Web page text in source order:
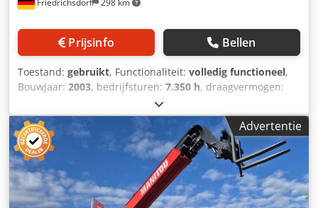
Prijsinfo Bellen
Toestand: gebruikt, Functionaliteit: volledig functioneel,
Bouwjaar: 2003, bedrijfsturen: 7.350 h, draagvermogen:
4.000 mm
brandstoftype:diesel, masttype:Simplex, bouwhoogte:
2.755 mm
, vermogen: 38 kW (51,67 pk),
vorkenbordbreedte:
1.260 mm, vorklengte:1.200 mm,
leeggewicht:
, totale lengte:4.080 mm,
aandrijftype:
Diesel , bouwbreedte: 1.323 mm,
Terreinheftruck Lastzwaartepunt: 500 ISO-klasse: ISO
Advertentie